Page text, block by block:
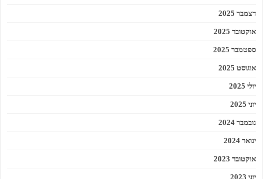
דצמבר 2025
אוקטובר 2025
ספטמבר 2025
אוגוסט 2025
יולי 2025
יוני 2025
נובמבר 2024
ינואר 2024
אוקטובר 2023
יוני 2023